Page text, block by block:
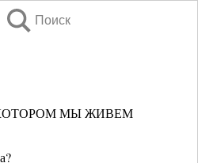
Поиск
КОТОРОМ МЫ ЖИВЕМ